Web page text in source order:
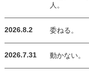
人。
2026.8.2 委ねる。
2026.7.31 動かない。